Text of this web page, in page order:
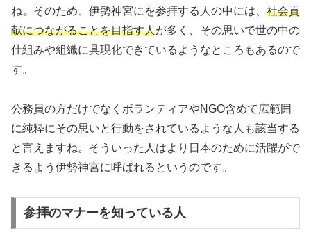
ね。そのため、伊勢神宮にを参拝する人の中には、 社会貢
献につながることを目指す人が多く、その思いで世の中の
仕組みや組織に具現化できているようなところもあるので
す。
公務員の方だけでなくボランティアやNGO含めて広範囲
に純粋にその思いと行動をされているような人も該当する
と言えますね。そういった人はより日本のために活躍がで
きるよう伊勢神宮に呼ばれるというのです。
参拝のマナーを知っている人